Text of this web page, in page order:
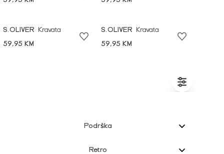
S.OLIVER
Kravata
59,95 KM
S.OLIVER
Kravata
59,95 KM
Podrška
Retro